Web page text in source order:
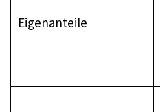
Eigenanteile